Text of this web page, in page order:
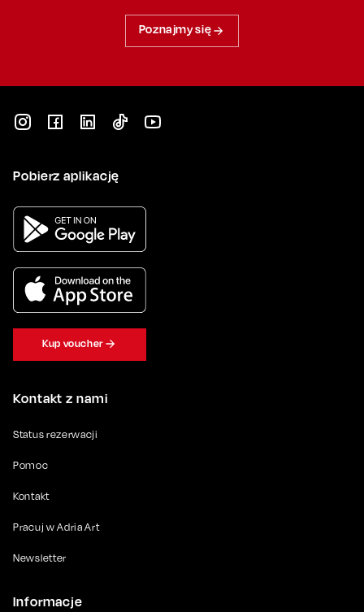
Poznajmy się
Kontakt z nami
Status rezerwacji
Pomoc
Kontakt
Pracuj w Adria Art
Newsletter
Informacje
Pobierz aplikację
Kup voucher